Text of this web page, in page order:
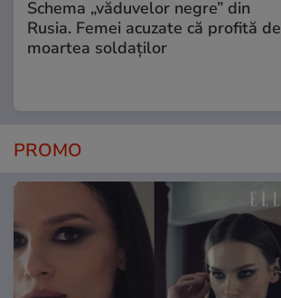
Schema „văduvelor negre” din
Rusia. Femei acuzate că profită de
moartea soldaților
PROMO